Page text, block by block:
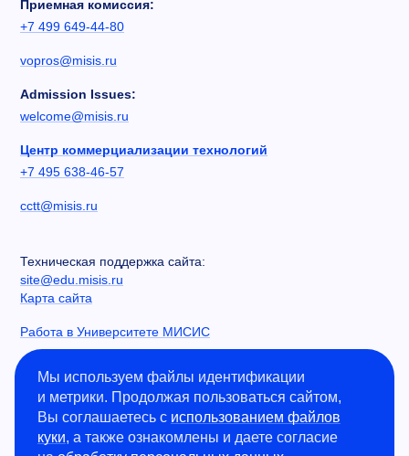
Приемная комиссия:
+7 499 649-44-80
vopros@misis.ru
Admission Issues:
welcome@misis.ru
Центр коммерциализации технологий
+7 495 638-46-57
cctt@misis.ru
Техническая поддержка сайта:
site@edu.misis.ru
Карта сайта
Работа в Университете МИСИС
Сведения об образовательной организации
Информация о закупках
Противодействие коррупции
Политика конфиденциальности
Мы используем файлы идентификации
и метрики. Продолжая пользоваться сайтом,
Вы соглашаетесь с использованием файлов
куки, а также ознакомлены и даете согласие